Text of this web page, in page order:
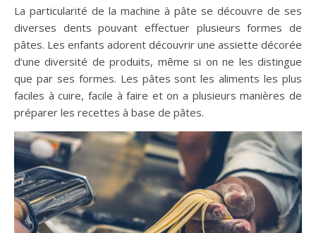
La particularité de la machine à pâte se découvre de ses
diverses dents pouvant effectuer plusieurs formes de
pâtes. Les enfants adorent découvrir une assiette décorée
d’une diversité de produits, même si on ne les distingue
que par ses formes. Les pâtes sont les aliments les plus
faciles à cuire, facile à faire et on a plusieurs manières de
préparer les recettes à base de pâtes.